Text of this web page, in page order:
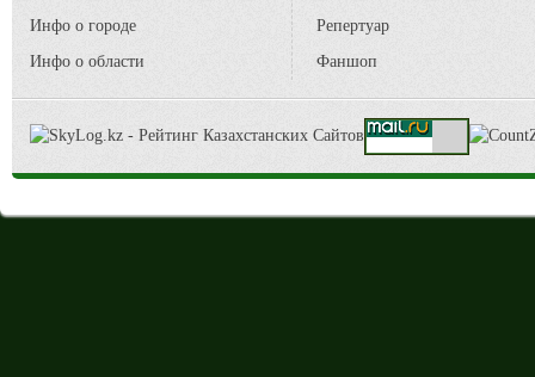
Инфо о городе
Инфо о области
Репертуар
Фаншоп